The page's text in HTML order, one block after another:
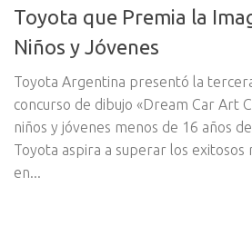
Toyota que Premia la
Niños y Jóvenes
Toyota Argentina presentó la
concurso de dibujo «Dream Car Art
niños y jóvenes menos de 16 años
Toyota aspira a superar los exitosos
en...